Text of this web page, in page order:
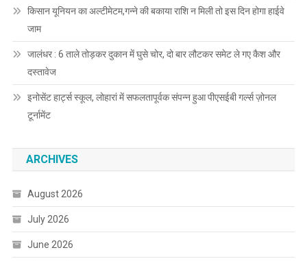
किसान यूनियन का अल्टीमेटम,गन्ने की बकाया राशि न मिली तो इस दिन होगा हाईवे
जाम
जालंधर : 6 ताले तोड़कर दुकान में घुसे चोर, दो बार लौटकर समेट ले गए कैश और
दस्तावेज
इनोसेंट हार्ट्स स्कूल, लोहारां में सफलतापूर्वक संपन्न हुआ पीएसईबी गर्ल्स ज़ोनल
टूर्नामेंट
ARCHIVES
August 2026
July 2026
June 2026